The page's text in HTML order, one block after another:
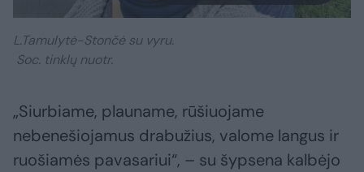
L.Tamulytė-Stončė su vyru.
Soc. tinklų nuotr.
„Siurbiame, plauname, rūšiuojame
nebenešiojamus drabužius, valome langus ir
ruošiamės pavasariui“, – su šypsena kalbėjo